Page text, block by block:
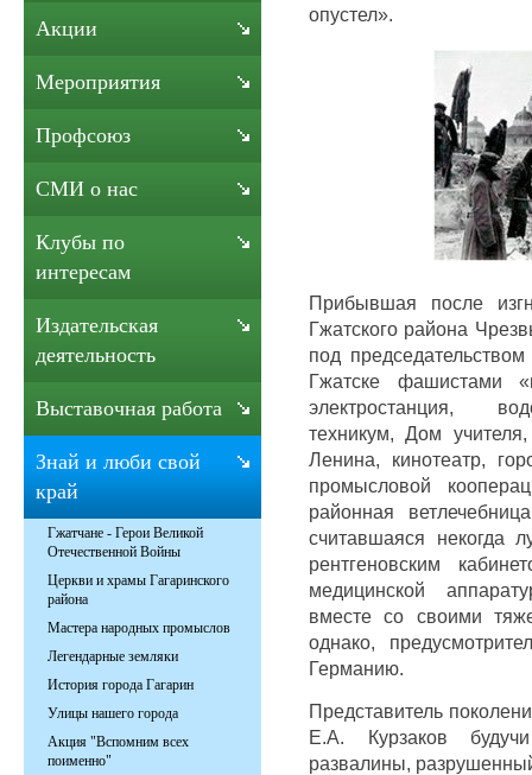
опустел».
Прибывшая после
Гжатского района
под
Гжатске фашистами
электростанция,
техникум, Дом
Ленина, кинотеатр,
промысловой
районная
считавшаяся некогда
рентгеновским
медицинской
вместе со своими
однако,
Германию.
Представитель
Е.А. Курзаков
развалины,
Акции
Мероприятия
Профсоюз
СМИ о нас
Клубы по
интересам
Издательская
деятельность
Выставочная работа
Знай и люби свой
край
Гжатчане - Герои Великой
Отечественной Войны
Церкви и храмы Гагаринского
района
Мастера народных промыслов
Легендарные земляки
История города Гагарин
Улицы нашего города
Акция "Вспомним всех
поименно"